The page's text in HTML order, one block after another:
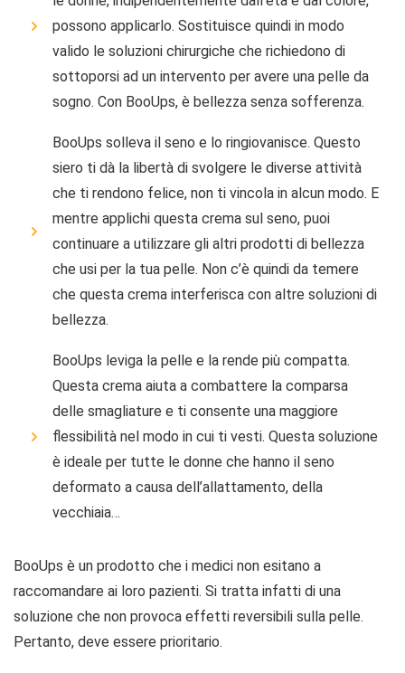
possono applicarlo. Sostituisce quindi in modo
valido le soluzioni chirurgiche che richiedono di
sottoporsi ad un intervento per avere una pelle da
sogno. Con BooUps, è bellezza senza sofferenza.
BooUps solleva il seno e lo ringiovanisce. Questo
siero ti dà la libertà di svolgere le diverse attività
che ti rendono felice, non ti vincola in alcun modo. E
mentre applichi questa crema sul seno, puoi
continuare a utilizzare gli altri prodotti di bellezza
che usi per la tua pelle. Non c’è quindi da temere
che questa crema interferisca con altre soluzioni di
bellezza.
BooUps leviga la pelle e la rende più compatta.
Questa crema aiuta a combattere la comparsa
delle smagliature e ti consente una maggiore
flessibilità nel modo in cui ti vesti. Questa soluzione
è ideale per tutte le donne che hanno il seno
deformato a causa dell’allattamento, della
vecchiaia…
BooUps è un prodotto che i medici non esitano a
raccomandare ai loro pazienti. Si tratta infatti di una
soluzione che non provoca effetti reversibili sulla pelle.
Pertanto, deve essere prioritario.